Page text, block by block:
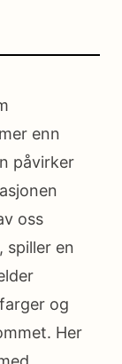
enn
påvirker
oss
spiller en
og
Her